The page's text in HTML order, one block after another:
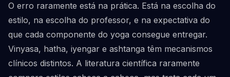
O erro raramente está na prática. Está na escolha do
estilo, na escolha do professor, e na expectativa do
que cada componente do yoga consegue entregar.
Vinyasa, hatha, iyengar e ashtanga têm mecanismos
clínicos distintos. A literatura científica raramente